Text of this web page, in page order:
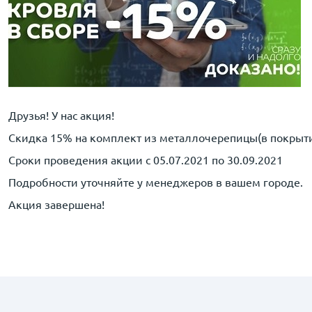
Друзья! У нас акция!
Скидка 15% на комплект из металлочерепицы(в
Сроки проведения акции с 05.07.2021 по 30.09.2021
Подробности уточняйте у менеджеров в вашем городе.
Акция завершена!